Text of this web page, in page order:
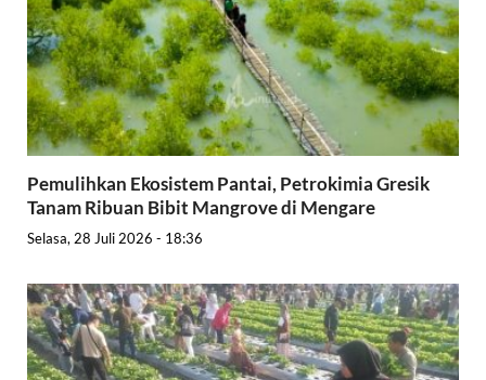
Pemulihkan Ekosistem Pantai, Petrokimia Gresik
Tanam Ribuan Bibit Mangrove di Mengare
Selasa, 28 Juli 2026 - 18:36